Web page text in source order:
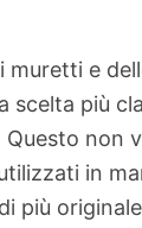
muretti e
scelta più
non
in
più